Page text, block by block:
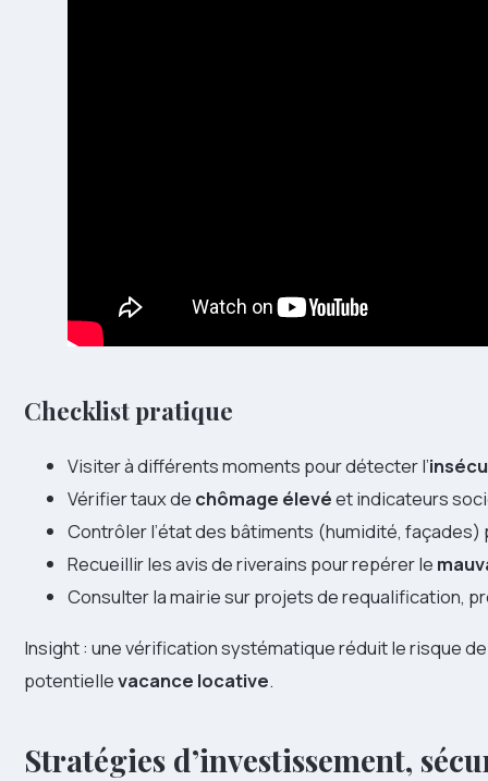
Checklist pratique
Visiter à différents moments pour détecter l’
Vérifier taux de chômage élevéet indicateurs
Contrôler l’état des bâtiments (humidité, façades)
Recueillir les avis de riverains pour repérer le
Consulter la mairie sur projets de requalification,
Insight : une vérification systématique réduit le risque
potentiellevacance locative.
Stratégies d’investissement,